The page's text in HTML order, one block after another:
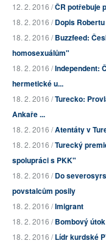
12. 2. 2016 /ČR potřebuje
18. 2. 2016 /Dopis
18. 2. 2016 /Buzzfeed:
homosexuálům"
18. 2. 2016 /Independent:
hermetické u...
18. 2. 2016 /Turecko:
Ankaře ...
18. 2. 2016 /Atentáty v
18. 2. 2016 /Turecký
spolupráci s PKK"
18. 2. 2016 /Do
povstalcům posily
18. 2. 2016 /Imigrant
18. 2. 2016 /Bombový
18. 2. 2016 /Lídr kurdské